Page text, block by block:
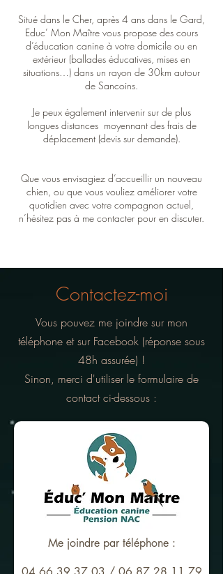
Situé dans le Cher, après 4 ans dans le Gard,
Educ’ Mon Maître vous propose des cours
d’éducation canine à votre domicile ou en
extérieur (ballades éducatives, mises en
situations…) dans un rayon de 30km autour
de Sancoins.
Je peux également intervenir sur de plus
longues distances moyennant des frais de
déplacement (devis sur demande).
Que vous envisagiez d’accueillir un nouveau
chien, ou que vous vouliez améliorer votre
quotidien avec votre compagnon actuel,
n’hésitez pas à me contacter pour en discuter.
Contactez-moi
Vous pouvez me joindre sur mon
téléphone et sur Facebook (réponse sous
48h assurée) !
Sinon, merci d'utiliser le formulaire de
contact ci-dessous :
Me joindre par téléphone :